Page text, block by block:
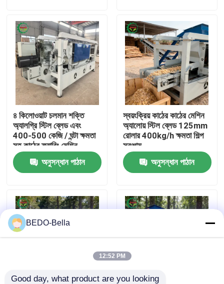
পণ্য
আমাদের সম্পর্কে
কারখানা ভ্রমণ
মান নিয়ন্ত্রণ
আমাদের সাথে যোগাযোগ
কাঠ চিপার মেশিন
কাঠের কাঠের মেশিন
৪ কিলোওয়াট চলমান শক্তি
অ্যালগ্রি স্টিল ব্লেড এবং
400-500 কেজি / ঘন্টা ক্ষমতা
সহ কাঠের ফ্যাবিং মেশিন
অনুসন্ধান পাঠান
স্বয়ংক্রিয় কাঠের কাঠের মেশিন
অ্যালোয় স্টিল ব্লেড 125mm
রোলার 400kg/h ক্ষমতা শিল্প
সরঞ্জাম
অনুসন্ধান পাঠান
BEDO-Bella
12:52 PM
Good day, what product are you looking